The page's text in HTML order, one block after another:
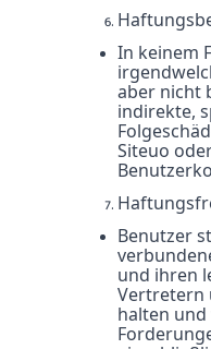
In keinem
aber nicht
indirekte,
Siteuo
Benutzer
und ihren
Vertretern
halten